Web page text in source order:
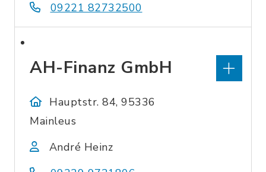
09221 82732500
AH-Finanz GmbH
Hauptstr. 84, 95336
Mainleus
André Heinz